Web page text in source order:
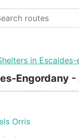
in
Engordany
Orris